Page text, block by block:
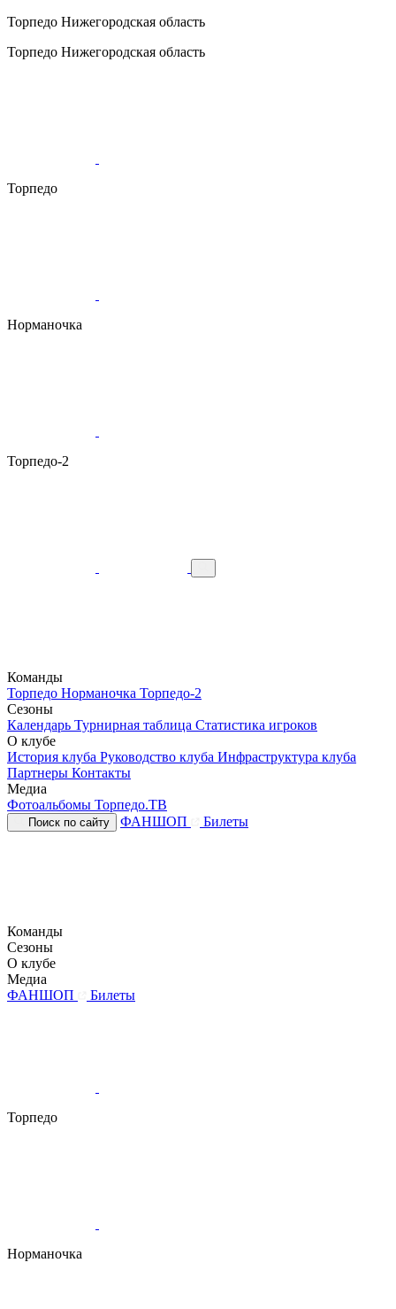
Торпедо Нижегородская область
Торпедо Нижегородская область
Торпедо
Норманочка
Торпедо-2
Команды
Торпедо Норманочка Торпедо-2
Сезоны
Календарь Турнирная таблица Статистика игроков
О клубе
История клуба Руководство клуба Инфраструктура клуба
Партнеры Контакты
Медиа
Фотоальбомы Торпедо.ТВ
Поиск по сайту ФАНШОП Билеты
Команды
Сезоны
О клубе
Медиа
ФАНШОП
Билеты
Торпедо
Норманочка